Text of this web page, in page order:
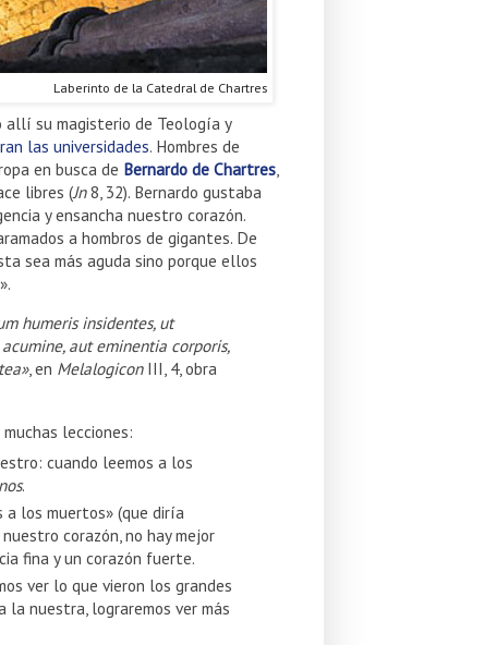
Laberinto de la Catedral de Chartres
su magisterio de Teología y
las universidades. Hombres de
en busca de Bernardo de Chartres
libres (Jn8, 32). Bernardo gustaba
y ensancha nuestro corazón.
a hombros de gigantes. De
sea más aguda sino porque ellos
humeris insidentes, ut
aut eminentia corporis,
, en MelalogiconIII, 4, obra
lecciones:
cuando leemos a los
.
a los muertos» (que diría
corazón, no hay mejor
fina y un corazón fuerte.
ver lo que vieron los grandes
la nuestra, lograremos ver más